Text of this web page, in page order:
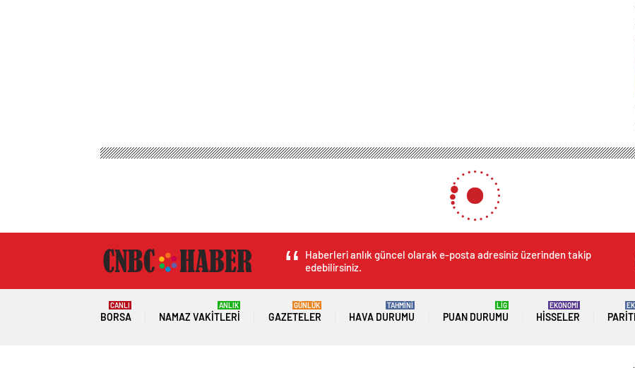
Haberleri anlık güncel olarak e-posta adresiniz üzerinden takip
edebilirsiniz.
BORSA
CANLI
NAMAZ VAKITLERI
ANLIK
GAZETELER
GÜNLÜK
HAVA DURUMU
TAHMİNİ
PUAN DURUMU
LİG
HISSELER
EKONOMİ